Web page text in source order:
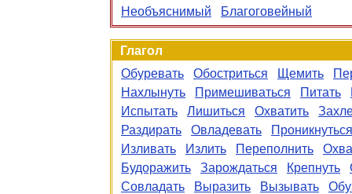
Необъяснимый
Благоговейный
Глагол
Обуревать
Обостриться Щемить
Нахлынуть
Примешиваться Питать
Испытать
Лишиться Охватить
Раздирать
Овладевать
Проникнуться
Изливать
Излить Переполнить
Будоражить
Зарождаться Крепнуть
Совладать
Выразить Вызывать